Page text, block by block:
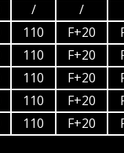
/ /
110 F+20
110 F+20
110 F+20
110 F+20
110 F+20